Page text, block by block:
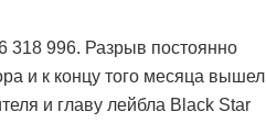
318 996. Разрыв постоянно
и к концу того месяца вышел
и главу лейбла Black Star